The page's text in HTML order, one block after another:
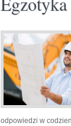
odpowiedzi w